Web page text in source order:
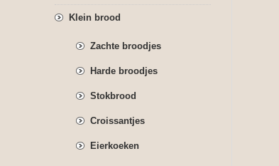
Klein brood
Zachte broodjes
Harde broodjes
Stokbrood
Croissantjes
Eierkoeken